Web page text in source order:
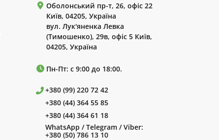
Оболонський пр-т, 26, офіс 22
Київ, 04205, Україна
вул. Лук'яненка Левка
(Тимошенко), 29в, офіс 5 Київ,
04205, Україна
Пн-Пт: с 9:00 до 18:00.
+380 (99) 220 72 42
+380 (44) 364 55 85
+380 (44) 364 61 18
WhatsApp / Telegram / Viber:
+380 (50) 786 13 10